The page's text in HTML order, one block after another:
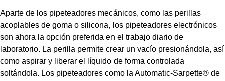
Aparte de los pipeteadores mecánicos, como las perillas
acoplables de goma o silicona, los pipeteadores electrónicos
son ahora la opción preferida en el trabajo diario de
laboratorio. La perilla permite crear un vacío presionándola, así
como aspirar y liberar el líquido de forma controlada
soltándola. Los pipeteadores como la Automatic-Sarpette® de